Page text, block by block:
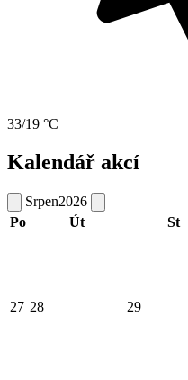
33/19 °C
Kalendář akcí
Srpen2026
Po
Út St
27 28 29